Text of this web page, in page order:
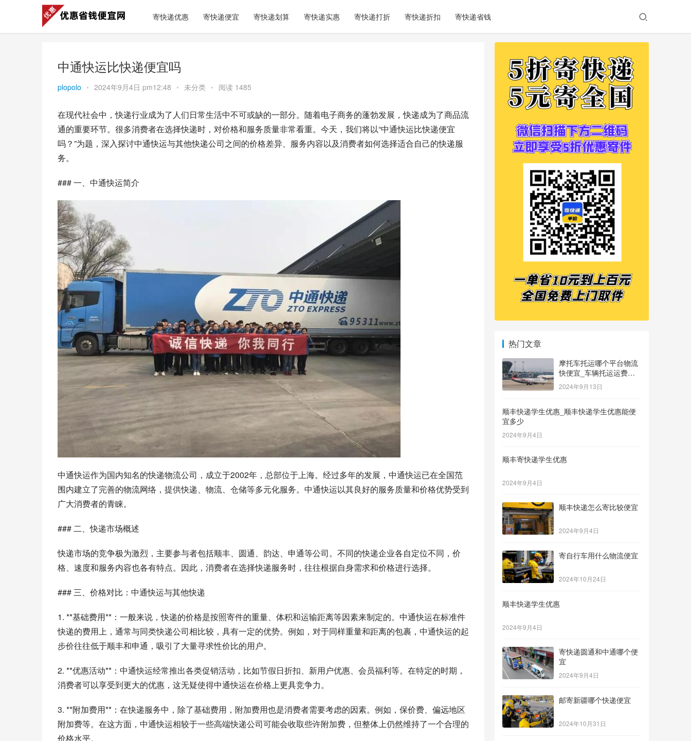
寄快递优惠 寄快递便宜 寄快递划算 寄快递实惠 寄快递打折 寄快递折扣 寄快递省钱
中通快运比快递便宜吗
plopolo • 2024年9月4日 pm12:48 • 未分类 • 阅读 1485
在现代社会中，快递行业成为了人们日常生活中不可或缺的一部分。随着电子商务的蓬勃发展，快递成为了商品流
通的重要环节。很多消费者在选择快递时，对价格和服务质量非常看重。今天，我们将以“中通快运比快递便宜
吗？”为题，深入探讨中通快运与其他快递公司之间的价格差异、服务内容以及消费者如何选择适合自己的快递服
务。
### 一、中通快运简介
中通快运作为国内知名的快递物流公司，成立于2002年，总部位于上海。经过多年的发展，中通快运已在全国范
围内建立了完善的物流网络，提供快递、物流、仓储等多元化服务。中通快运以其良好的服务质量和价格优势受到
广大消费者的青睐。
### 二、快递市场概述
快递市场的竞争极为激烈，主要参与者包括顺丰、圆通、韵达、申通等公司。不同的快递企业各自定位不同，价
格、速度和服务内容也各有特点。因此，消费者在选择快递服务时，往往根据自身需求和价格进行选择。
### 三、价格对比：中通快运与其他快递
1. **基础费用**：一般来说，快递的价格是按照寄件的重量、体积和运输距离等因素来制定的。中通快运在标准件
快递的费用上，通常与同类快递公司相比较，具有一定的优势。例如，对于同样重量和距离的包裹，中通快运的起
步价往往低于顺丰和申通，吸引了大量寻求性价比的用户。
2. **优惠活动**：中通快运经常推出各类促销活动，比如节假日折扣、新用户优惠、会员福利等。在特定的时期，
消费者可以享受到更大的优惠，这无疑使得中通快运在价格上更具竞争力。
3. **附加费用**：在快递服务中，除了基础费用，附加费用也是消费者需要考虑的因素。例如，保价费、偏远地区
附加费等。在这方面，中通快运相较于一些高端快递公司可能会收取些许附加费，但整体上仍然维持了一个合理的
价格水平。
热门文章
摩托车托运哪个平台物流
快便宜_车辆托运运费价
格表
2024年9月13日
顺丰快递学生优惠_顺丰快递学生优惠能便
宜多少
2024年9月4日
顺丰寄快递学生优惠
2024年9月4日
顺丰快递怎么寄比较便宜
2024年9月4日
寄自行车用什么物流便宜
2024年10月24日
顺丰快递学生优惠
2024年9月4日
寄快递圆通和中通哪个便
宜
2024年9月4日
邮寄新疆哪个快递便宜
2024年10月31日